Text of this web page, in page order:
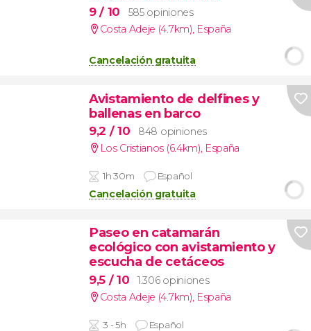
9/ 10
585 opiniones
Costa Adeje (4.7km), España
Cancelación gratuita
Avistamiento de delfines y
ballenas en barco
9,2 / 10
848 opiniones
Los Cristianos (6.4km), España
1h 30m Español
Cancelación gratuita
Paseo en catamarán
ecológico con avistamiento y
escucha de cetáceos
9,5 / 10
1.306 opiniones
Costa Adeje (4.7km), España
3 - 5h Español